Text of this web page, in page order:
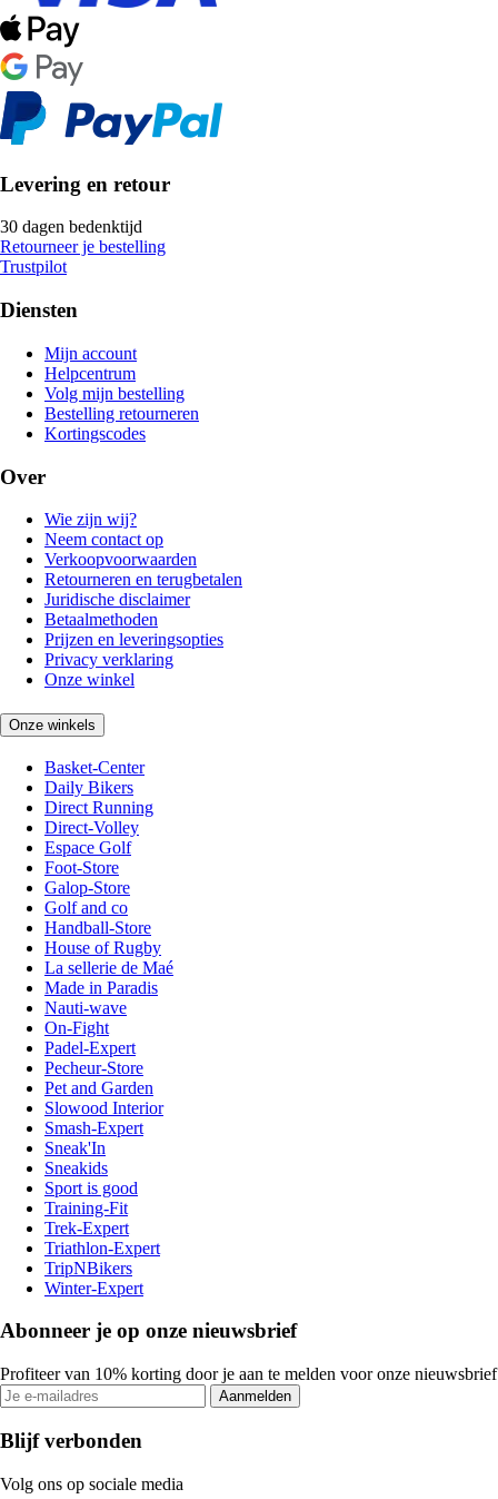
Levering en retour
30 dagen bedenktijd
Retourneer je bestelling
Trustpilot
Diensten
Mijn account
Helpcentrum
Volg mijn bestelling
Bestelling retourneren
Kortingscodes
Over
Wie zijn wij?
Neem contact op
Verkoopvoorwaarden
Retourneren en terugbetalen
Juridische disclaimer
Betaalmethoden
Prijzen en leveringsopties
Privacy verklaring
Onze winkel
Onze winkels
Basket-Center
Daily Bikers
Direct Running
Direct-Volley
Espace Golf
Foot-Store
Galop-Store
Golf and co
Handball-Store
House of Rugby
La sellerie de Maé
Made in Paradis
Nauti-wave
On-Fight
Padel-Expert
Pecheur-Store
Pet and Garden
Slowood Interior
Smash-Expert
Sneak'In
Sneakids
Sport is good
Training-Fit
Trek-Expert
Triathlon-Expert
TripNBikers
Winter-Expert
Abonneer je op onze nieuwsbrief
Profiteer van 10% korting door je aan te melden voor onze nieuwsbrief
Aanmelden
Blijf verbonden
Volg ons op sociale media